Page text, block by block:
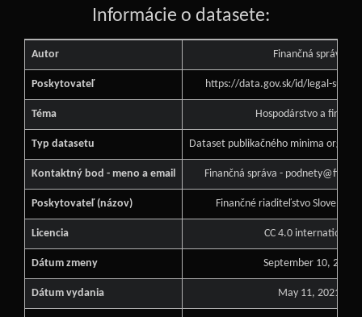
Informácie o datasete:
Autor Finančná správa
Poskytovateľ https://data.gov.sk/id/legal-
Téma Hospodárstvo a
Typ datasetu Dataset publikačného minima orgánu
Kontaktný bod - meno a email Finančná správa -
Poskytovateľ (názov) Finančné riaditeľstvo
Licencia CC 4.0 international
Dátum zmeny September 10, 2024
Dátum vydania May 11, 2021